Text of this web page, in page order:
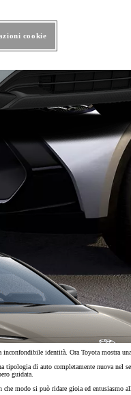
identità. Ora Toyota mostra
di auto completamente nuova
guidata.
modo si può ridare gioia ed
cookie